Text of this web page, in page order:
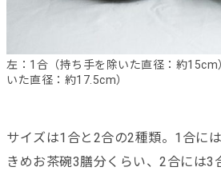
左：1合（持ち手を除いた直径：約
いた直径：約17.5cm）
サイズは1合と2合の2種類。1合に
きめお茶碗3膳分くらい、2合には3